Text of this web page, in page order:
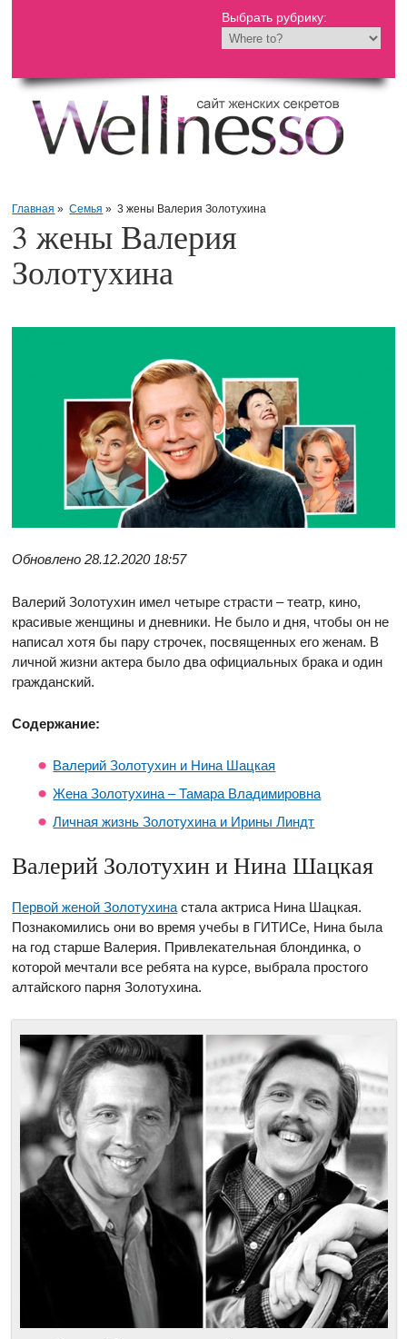
Выбрать рубрику:
Главная » Семья » 3 жены Валерия Золотухина
3 жены Валерия
Золотухина
Обновлено 28.12.2020 18:57
Валерий Золотухин имел четыре страсти – театр, кино,
красивые женщины и дневники. Не было и дня, чтобы он не
написал хотя бы пару строчек, посвященных его женам. В
личной жизни актера было два официальных брака и один
гражданский.
Содержание:
Валерий Золотухин и Нина Шацкая
Жена Золотухина – Тамара Владимировна
Личная жизнь Золотухина и Ирины Линдт
Валерий Золотухин и Нина Шацкая
Первой женой Золотухина стала актриса Нина Шацкая.
Познакомились они во время учебы в ГИТИСе, Нина была
на год старше Валерия. Привлекательная блондинка, о
которой мечтали все ребята на курсе, выбрала простого
алтайского парня Золотухина.